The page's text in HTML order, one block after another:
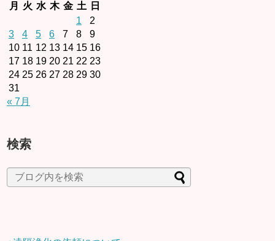
月
火 水 木 金 土
日
1
2
3
4 5 6 7 8
9
10 11 12 13 14 15 16
17 18 19 20 21 22 23
24 25 26 27 28 29 30
31
« 7月
検索